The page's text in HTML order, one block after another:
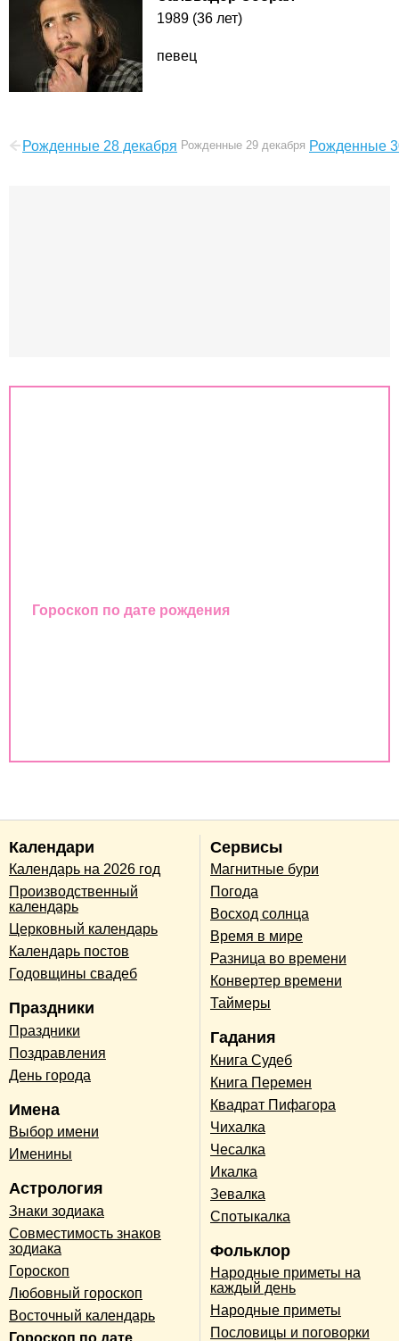
1989 (36 лет)
певец
Рожденные 28 декабря Рожденные 29 декабря Рожденные
Гороскоп по дате рождения
Календари
Календарь на 2026 год
Производственный
календарь
Церковный календарь
Календарь постов
Годовщины свадеб
Праздники
Праздники
Поздравления
День города
Имена
Выбор имени
Именины
Астрология
Знаки зодиака
Совместимость знаков
зодиака
Гороскоп
Любовный гороскоп
Восточный календарь
Сервисы
Магнитные бури
Погода
Восход солнца
Время в мире
Разница во времени
Конвертер времени
Таймеры
Гадания
Книга Судеб
Книга Перемен
Квадрат Пифагора
Чихалка
Чесалка
Икалка
Зевалка
Спотыкалка
Фольклор
Народные приметы на
каждый день
Народные приметы
Пословицы и поговорки